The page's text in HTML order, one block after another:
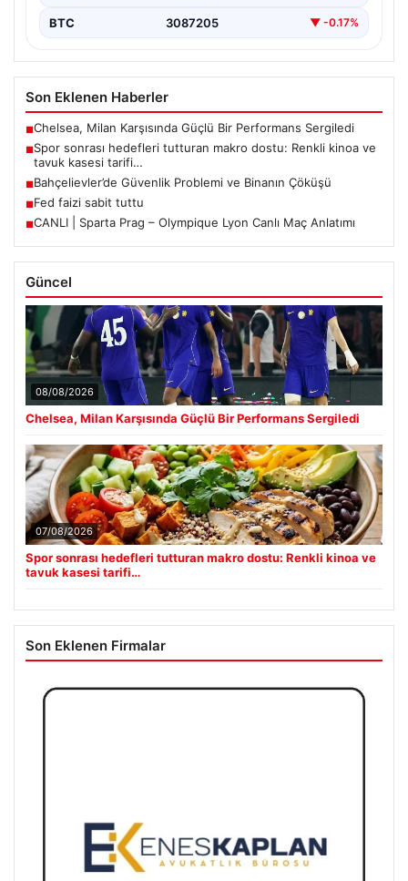
BTC 3087205 ▼ -0.17%
Son Eklenen Haberler
■Chelsea, Milan Karşısında Güçlü Bir Performans Sergiledi
■Spor sonrası hedefleri tutturan makro dostu: Renkli kinoa ve
tavuk kasesi tarifi…
■Bahçelievler’de Güvenlik Problemi ve Binanın Çöküşü
■Fed faizi sabit tuttu
■CANLI | Sparta Prag – Olympique Lyon Canlı Maç Anlatımı
Güncel
08/08/2026
Chelsea, Milan Karşısında Güçlü Bir Performans Sergiledi
07/08/2026
Spor sonrası hedefleri tutturan makro dostu: Renkli kinoa ve
tavuk kasesi tarifi…
Son Eklenen Firmalar